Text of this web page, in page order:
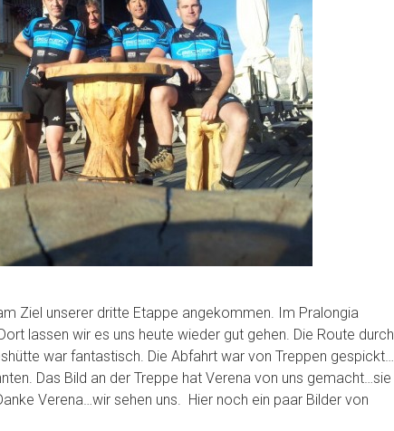
Ziel unserer dritte Etappe angekommen. Im Pralongia
lassen wir es uns heute wieder gut gehen. Die Route durch
war fantastisch. Die Abfahrt war von Treppen gespickt…
Das Bild an der Treppe hat Verena von uns gemacht…sie
Verena…wir sehen uns. Hier noch ein paar Bilder von